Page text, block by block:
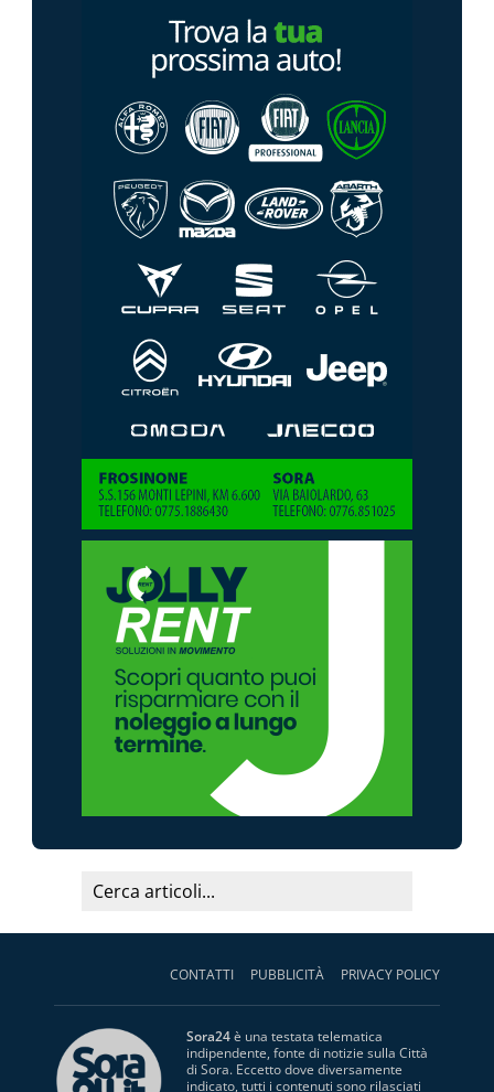
CONTATTI PUBBLICITÀ PRIVACY POLICY
Sora24è una testata telematica
indipendente, fonte di notizie sulla Città
di Sora. Eccetto dove diversamente
indicato, tutti i contenuti sono rilasciati